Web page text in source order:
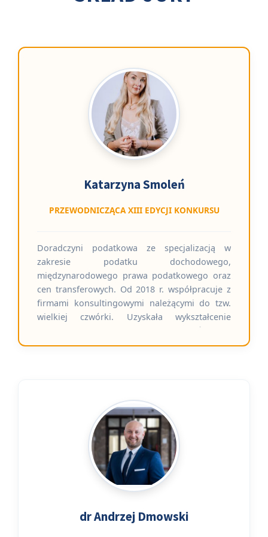
Katarzyna Smoleń
PRZEWODNICZĄCA XIII EDYCJI KONKURSU
Doradczyni podatkowa ze specjalizacją w
zakresie podatku dochodowego,
międzynarodowego prawa podatkowego oraz
cen transferowych. Od 2018 r. współpracuje z
firmami konsultingowymi należącymi do tzw.
wielkiej czwórki. Uzyskała wykształcenie
ekonomiczne na Uniwersytecie Jagiellońskim w
Krakowie oraz w Szkole Głównej Handlowej w
toku prac nad rozprawą doktorska poświęconą
zagadnieniu BEPS i globalnemu podatkowi
minimalnemu (PIllar 2). Posiada szerokie,
międzynarodowe doświadczenie w doradztwie
podatkowym, realizując projekty dla
największych korporacji ponadnarodowych.
Jest autorką licznych publikacji oraz
komentarzy prasowych dotyczących aspektów
podatkowych takich jak ceny transferowe,
podatek u źródła, CIT czy system GloBE.
dr Andrzej Dmowski